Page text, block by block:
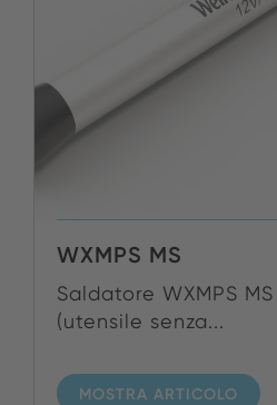
WXMPS MS
Saldatore WXMPS
(utensile senza...
MOSTRA ARTICOLO